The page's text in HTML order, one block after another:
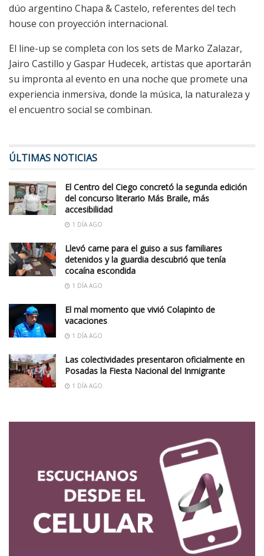
dúo argentino Chapa & Castelo, referentes del tech
house con proyección internacional.
El line-up se completa con los sets de Marko Zalazar,
Jairo Castillo y Gaspar Hudecek, artistas que aportarán
su impronta al evento en una noche que promete una
experiencia inmersiva, donde la música, la naturaleza y
el encuentro social se combinan.
ÚLTIMAS NOTICIAS
El Centro del Ciego concretó la segunda edición
del concurso literario Más Braile, más
accesibilidad
1 DÍA AGO
Llevó carne para el guiso a sus familiares
detenidos y la guardia descubrió que tenía
cocaína escondida
1 DÍA AGO
El mal momento que vivió Colapinto de
vacaciones
1 DÍA AGO
Las colectividades presentaron oficialmente en
Posadas la Fiesta Nacional del Inmigrante
1 DÍA AGO